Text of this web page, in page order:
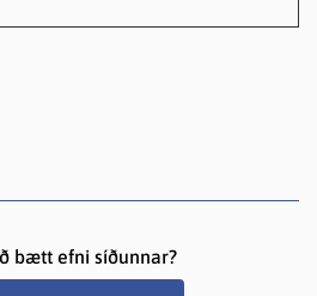
bætt efni síðunnar?